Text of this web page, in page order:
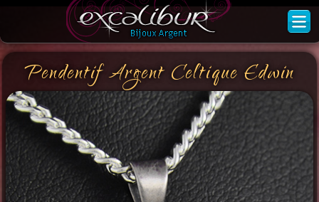
Pendentif Argent Celtique Edwin